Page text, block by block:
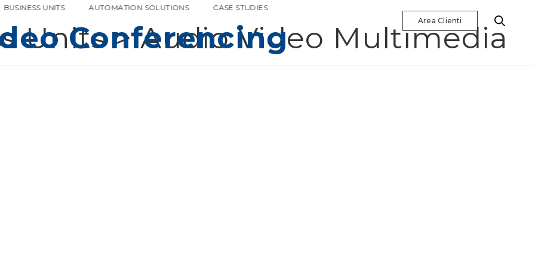
BUSINESS UNITS AUTOMATION SOLUTIONS CASE STUDIES
Area Clienti
Units>Audio Video Multimedia
Conferencing